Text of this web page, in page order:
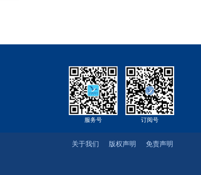
订阅号
服务号
免责声明
版权声明
关于我们